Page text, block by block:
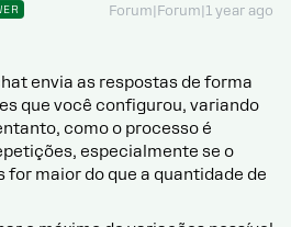
Forum|Forum|1 year ago
envia as respostas de forma
que você configurou, variando
como o processo é
especialmente se o
maior do que a quantidade de